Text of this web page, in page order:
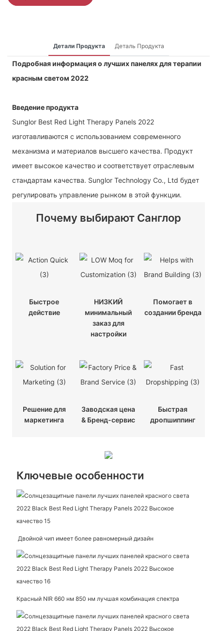
Детали Продукта Деталь Продукта
Подробная информация о лучших панелях для терапии
красным светом 2022
Введение продукта
Sunglor Best Red Light Therapy Panels 2022
изготавливаются с использованием современного
механизма и материалов высшего качества. Продукт
имеет высокое качество и соответствует отраслевым
стандартам качества. Sunglor Technology Co., Ltd будет
регулировать управление рынком в этой функции.
Почему выбирают Санглор
Быстрое
действие
НИЗКИЙ
минимальный
заказ для
настройки
Помогает в
создании бренда
Решение для
маркетинга
Заводская цена
& Бренд-сервис
Быстрая
дропшиппинг
Ключевые особенности
Двойной чип имеет более равномерный дизайн
Красный NIR 660 нм 850 нм лучшая комбинация спектра